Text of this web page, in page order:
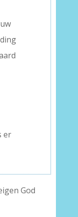
er
God